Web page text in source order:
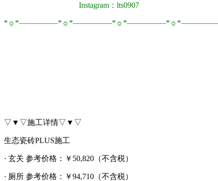
Instagram：lts0907
▽▼▽施工详情▽▼▽
生态瓷砖PLUS施工
· 玄关 参考价格：￥50,820（不含税）
· 厕所 参考价格：￥94,710（不含税）